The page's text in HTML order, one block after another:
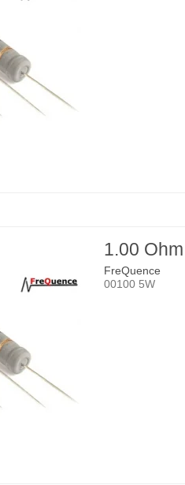
1.00 Ohm
FreQuence
00100 5W